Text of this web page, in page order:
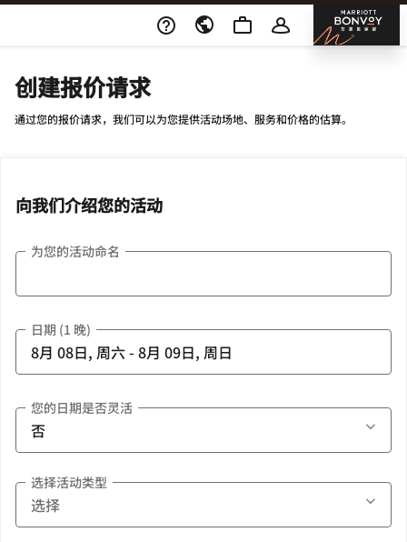
Skip To Content 邦
创建报价请求
通过您的报价请求，我们可以为您提供活动场地、服务和价格的估算。
向我们介绍您的活动
为您的活动命名
日期 (1 晚)
您的日期是否灵活
选择活动类型